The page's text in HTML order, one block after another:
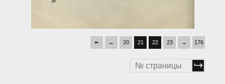
↞ ← 20 21 22 23 → 176